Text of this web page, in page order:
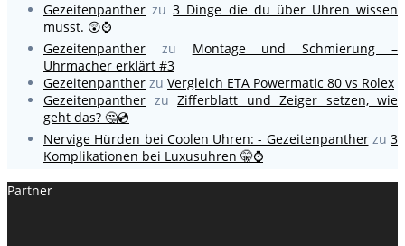
Gezeitenpanther zu3 Dinge die du über Uhren wissen
musst. 😲⌚
Gezeitenpanther zu Montage und Schmierung –
Uhrmacher erklärt #3
Gezeitenpanther zu Vergleich ETA Powermatic 80 vs Rolex
Gezeitenpanther zu Zifferblatt und Zeiger setzen, wie
geht das? 🤔💿
Nervige Hürden bei Coolen Uhren: - Gezeitenpantherzu 3
Komplikationen bei Luxusuhren 🤫⌚
Partner